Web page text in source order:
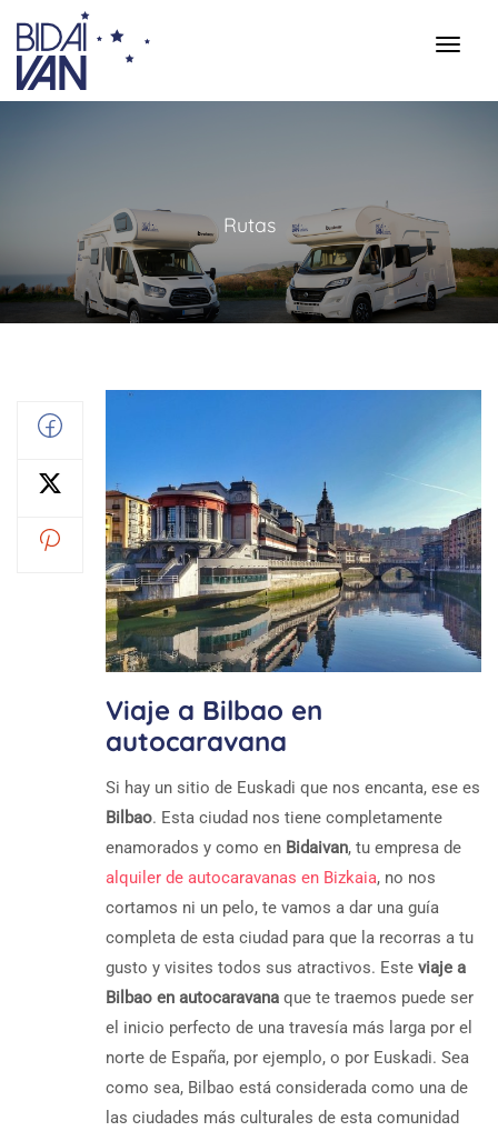
Rutas
Viaje a Bilbao en
autocaravana
Si hay un sitio de Euskadi que nos encanta, ese es
Bilbao. Esta ciudad nos tiene completamente
enamorados y como en Bidaivan, tu empresa de
alquiler de autocaravanas en Bizkaia, no nos
cortamos ni un pelo, te vamos a dar una guía
completa de esta ciudad para que la recorras a tu
gusto y visites todos sus atractivos. Este viaje a
Bilbao en autocaravana que te traemos puede ser
el inicio perfecto de una travesía más larga por el
norte de España, por ejemplo, o por Euskadi. Sea
como sea, Bilbao está considerada como una de
las ciudades más culturales de esta comunidad